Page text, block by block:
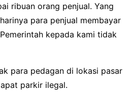
ribuan orang penjual. Yang
para penjual membayar
kepada kami tidak
para pedagan di lokasi pasar
parkir ilegal.